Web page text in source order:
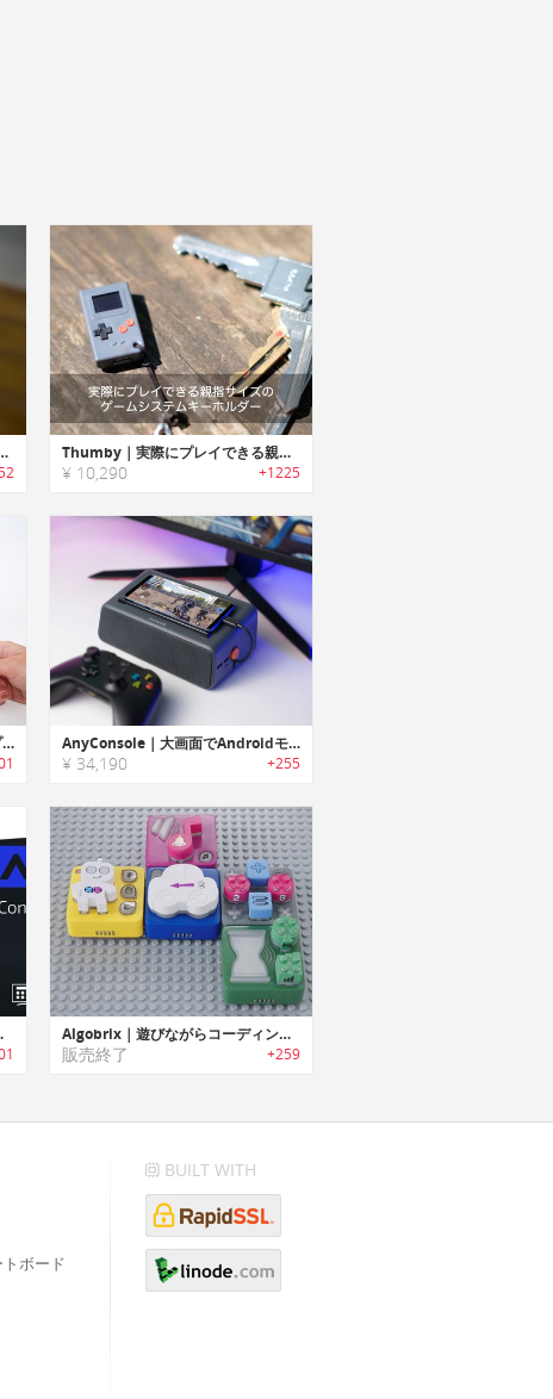
ゲームコンソール「GDPウィン2」 Thumby｜実際にプレイできる親指サイズのゲームシステムキーホルダー「サンビー」
¥ 10,290 +1225
Retro Mini TV Console｜実際にプレイできるミニチュアサイズTVゲームコンソール AnyConsole｜大画面でAndroidモバイルゲームが楽しめるビデオゲームコンソール「エニーコンソール」
¥ 34,190 +255
コントローラー」 Algobrix｜遊びながらコーディングが学べるプログラムブロックトイ「アルゴブリックス」
販売終了 +259
ボード
BUILT WITH